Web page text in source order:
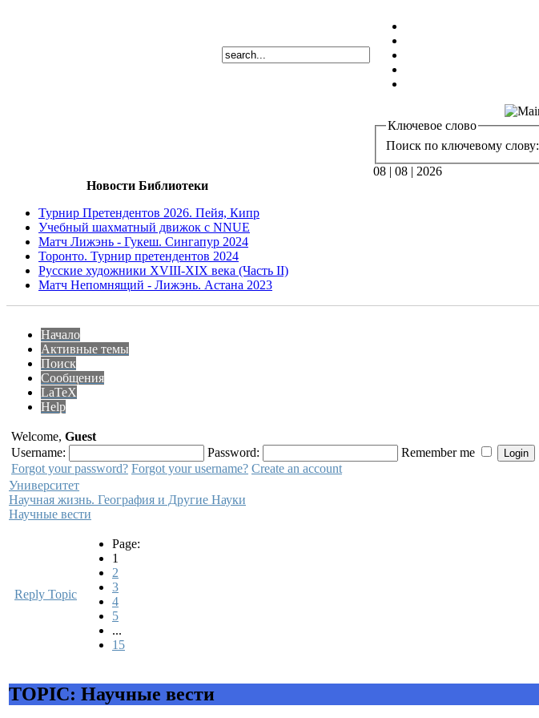
Ключевое слово
Поиск по ключевому слову:
08 | 08 | 2026
Новости Библиотеки
Турнир Претендентов 2026. Пейя, Кипр
Учебный шахматный движок с NNUE
Матч Лижэнь - Гукеш. Сингапур 2024
Торонто. Турнир претендентов 2024
Русские художники XVIII-XIX века (Часть II)
Матч Непомнящий - Лижэнь. Астана 2023
Начало
Активные темы
Поиск
Сообщения
LaTeX
Help
Welcome, Guest
Username:
Password:
Remember me
Forgot your password? Forgot your username? Create an account
Университет
Научная жизнь. География и Другие Науки
Научные вести
Reply Topic
Page:
1
2
3
4
5
...
15
TOPIC: Научные вести